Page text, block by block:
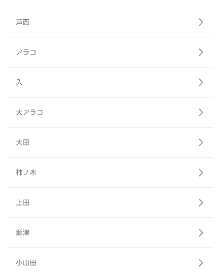
芦西
アラコ
入
大アラコ
大田
柿ノ木
上田
郷津
小山田